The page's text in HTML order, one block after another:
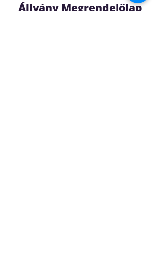
Állvány Megrendelőlap